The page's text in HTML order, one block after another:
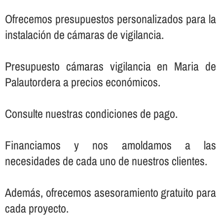
Ofrecemos presupuestos personalizados para la
instalación de cámaras de vigilancia.
Presupuesto cámaras vigilancia en Maria de
Palautordera a precios económicos.
Consulte nuestras condiciones de pago.
Financiamos y nos amoldamos a las
necesidades de cada uno de nuestros clientes.
Además, ofrecemos asesoramiento gratuito para
cada proyecto.